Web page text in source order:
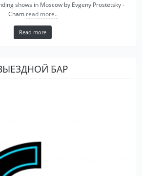
shows in Moscow by Evgeny Prostetsky -
Cham read more..
Read more
ВЫЕЗДНОЙ БАР